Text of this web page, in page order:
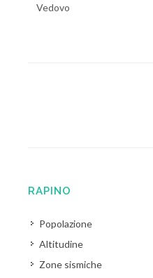
Vedovo
RAPINO
Popolazione
Altitudine
Zone sismiche